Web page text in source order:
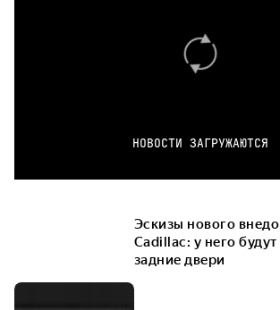
НОВОСТИ ЗАГРУЖАЮТСЯ
Эскизы нового
Cadillac: у него
задние двери